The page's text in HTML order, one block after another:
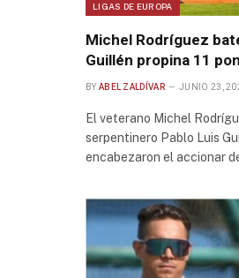
LIGAS DE EUROPA
Michel Rodríguez
Guillén propina 11
BY ABEL ZALDÍVAR JUNIO 23,
El veterano Michel
serpentinero Pablo Luis
encabezaron el accionar